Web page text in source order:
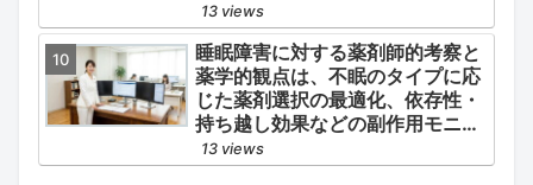
13 views
睡眠障害に対する薬剤師的考察と
薬学的観点は、不眠のタイプに応
じた薬剤選択の最適化、依存性・
持ち越し効果などの副作用モニタ
リング、そして生活習慣（睡眠衛
生）の改善支援にあります。
13 views